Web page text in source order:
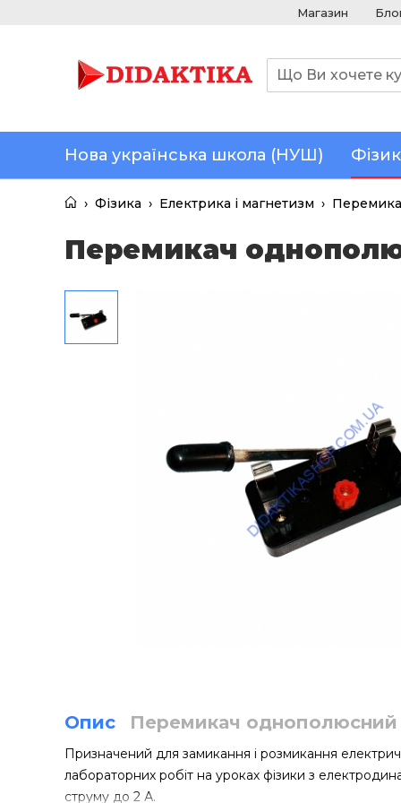
Магазин
Нова українська школа (НУШ)
› Фізика › Електрика і магнетизм ›
Перемикач
Опис Перемикач однополюсний
Призначений для замикання і розмикання
лабораторних робіт на уроках фізики з
струму до 2 А.